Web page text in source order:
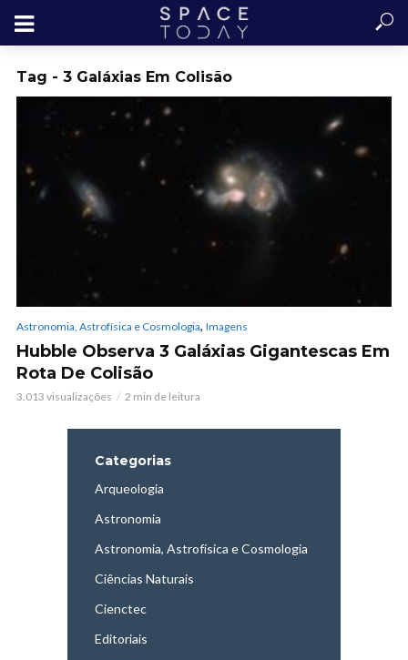
Tag - 3 Galáxias Em Colisão
Astronomia, Astrofísica e Cosmologia, Imagens
Hubble Observa 3 Galáxias Gigantescas Em
Rota De Colisão
3.013 visualizações 2 min de leitura
Categorias
Arqueologia
Astronomia
Astronomia, Astrofísica e Cosmologia
Ciências Naturais
Cienctec
Editoriais